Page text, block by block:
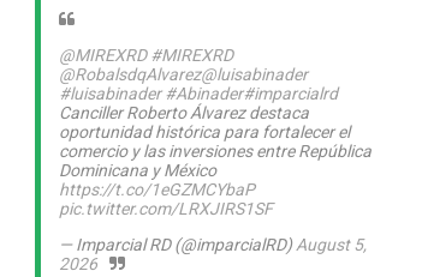
@MIREXRD #MIREXRD
@RobalsdqAlvarez@luisabinader
#luisabinader #Abinader#imparcialrd
Canciller Roberto Álvarez destaca
oportunidad histórica para fortalecer el
comercio y las inversiones entre República
Dominicana y México
https://t.co/1eGZMCYbaP
pic.twitter.com/LRXJIRS1SF
— Imparcial RD (@imparcialRD)August 5,
2026